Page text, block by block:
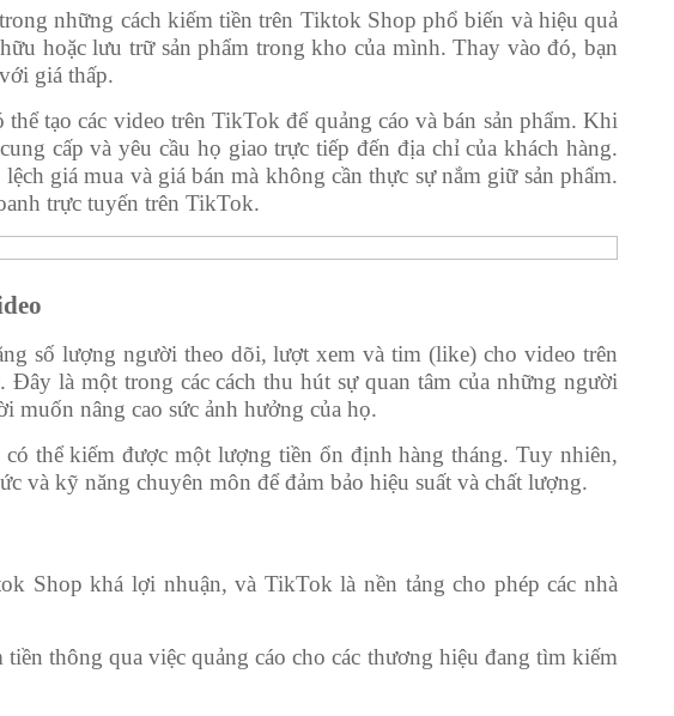
những cách kiếm tiền trên Tiktok Shop phổ biến và hiệu quả
hoặc lưu trữ sản phẩm trong kho của mình. Thay vào đó, bạn
giá thấp.
tạo các video trên TikTok để quảng cáo và bán sản phẩm. Khi
cấp và yêu cầu họ giao trực tiếp đến địa chỉ của khách hàng.
giá mua và giá bán mà không cần thực sự nắm giữ sản phẩm.
trực tuyến trên TikTok.
số lượng người theo dõi, lượt xem và tim (like) cho video trên
là một trong các cách thu hút sự quan tâm của những người
muốn nâng cao sức ảnh hưởng của họ.
thể kiếm được một lượng tiền ổn định hàng tháng. Tuy nhiên,
và kỹ năng chuyên môn để đảm bảo hiệu suất và chất lượng.
Shop khá lợi nhuận, và TikTok là nền tảng cho phép các nhà
thông qua việc quảng cáo cho các thương hiệu đang tìm kiếm